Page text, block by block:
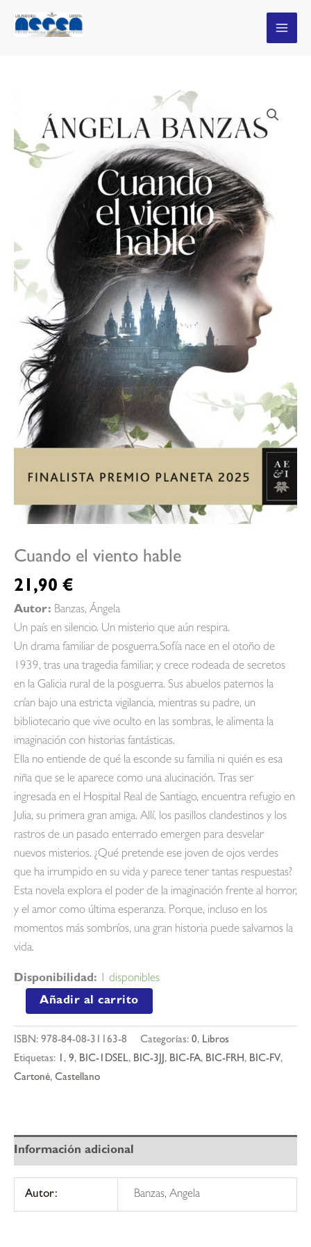
Cuando el viento hable
21,90 €
Autor: Banzas, Ángela
Un país en silencio. Un misterio que aún respira.
Un drama familiar de posguerra.Sofía nace en el otoño de
1939, tras una tragedia familiar, y crece rodeada de secretos
en la Galicia rural de la posguerra. Sus abuelos paternos la
crían bajo una estricta vigilancia, mientras su padre, un
bibliotecario que vive oculto en las sombras, le alimenta la
imaginación con historias fantásticas.
Ella no entiende de qué la esconde su familia ni quién es esa
niña que se le aparece como una alucinación. Tras ser
ingresada en el Hospital Real de Santiago, encuentra refugio en
Julia, su primera gran amiga. Allí, los pasillos clandestinos y los
rastros de un pasado enterrado emergen para desvelar
nuevos misterios. ¿Qué pretende ese joven de ojos verdes
que ha irrumpido en su vida y parece tener tantas respuestas?
Esta novela explora el poder de la imaginación frente al horror,
y el amor como última esperanza. Porque, incluso en los
momentos más sombríos, una gran historia puede salvarnos la
vida.
Disponibilidad: 1 disponibles
Cuando
viento
hable
cantidad
Añadir al carrito
ISBN: 978-84-08-31163-8 Categorías: 0, Libros
Etiquetas: 1 , 9, BIC-1DSEL, BIC-3JJ , BIC-FA, BIC-FRH, BIC-FV,
Cartoné, Castellano
Información adicional
Autor: Banzas, Angela
viento